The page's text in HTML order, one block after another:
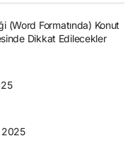
(Word Formatında) Konut
Dikkat Edilecekler
2025